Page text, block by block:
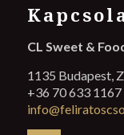
CL Sweet &
1135 Budapest,
+36 70 633 1167